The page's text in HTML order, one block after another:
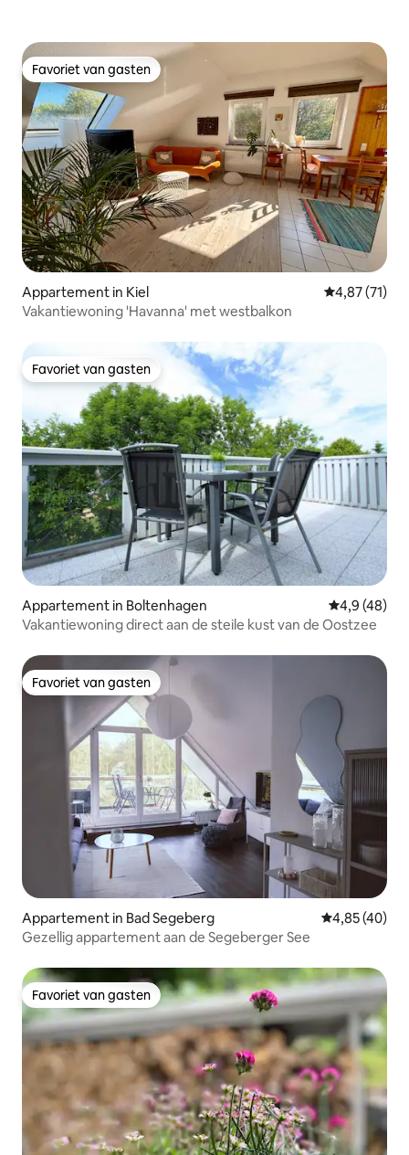
Favoriet van gasten
Favoriet van gasten
Appartement in Kiel Gemiddelde
4,87 (71)
Vakantiewoning 'Havanna' met westbalkon
Favoriet van gasten
Favoriet van gasten
Appartement in Boltenhagen
4,9 (48)
Vakantiewoning direct aan de steile kust van de Oostzee
Favoriet van gasten
Favoriet van gasten
Appartement in Bad Segeberg Gemiddelde
4,85 (40)
Gezellig appartement aan de Segeberger See
Favoriet van gasten
Favoriet van gasten